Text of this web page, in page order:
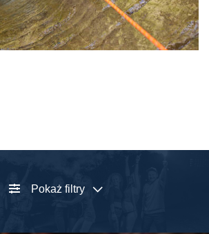
Pokaż filtry